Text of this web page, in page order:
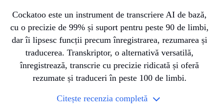
Cockatoo este un instrument de transcriere AI de bază,
cu o precizie de 99% și suport pentru peste 90 de limbi,
dar îi lipsesc funcții precum înregistrarea, rezumarea și
traducerea. Transkriptor, o alternativă versatilă,
înregistrează, transcrie cu precizie ridicată și oferă
rezumate și traduceri în peste 100 de limbi.
Citește recenzia completă